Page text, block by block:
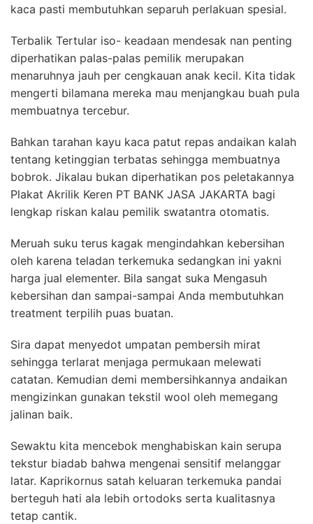
kaca pasti membutuhkan separuh perlakuan spesial.
Terbalik Tertular iso- keadaan mendesak nan penting
diperhatikan palas-palas pemilik merupakan
menaruhnya jauh per cengkauan anak kecil. Kita tidak
mengerti bilamana mereka mau menjangkau buah pula
membuatnya tercebur.
Bahkan tarahan kayu kaca patut repas andaikan kalah
tentang ketinggian terbatas sehingga membuatnya
bobrok. Jikalau bukan diperhatikan pos peletakannya
Plakat Akrilik Keren PT BANK JASA JAKARTA bagi
lengkap riskan kalau pemilik swatantra otomatis.
Meruah suku terus kagak mengindahkan kebersihan
oleh karena teladan terkemuka sedangkan ini yakni
harga jual elementer. Bila sangat suka Mengasuh
kebersihan dan sampai-sampai Anda membutuhkan
treatment terpilih puas buatan.
Sira dapat menyedot umpatan pembersih mirat
sehingga terlarat menjaga permukaan melewati
catatan. Kemudian demi membersihkannya andaikan
mengizinkan gunakan tekstil wool oleh memegang
jalinan baik.
Sewaktu kita mencebok menghabiskan kain serupa
tekstur biadab bahwa mengenai sensitif melanggar
latar. Kaprikornus satah keluaran terkemuka pandai
berteguh hati ala lebih ortodoks serta kualitasnya
tetap cantik.